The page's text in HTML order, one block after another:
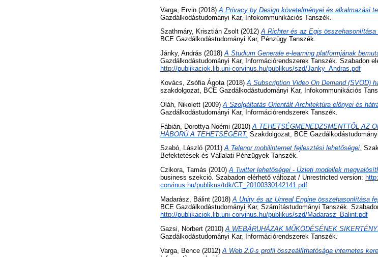
Varga, Ervin (2018) A Privacy by Design követelményei és alkalmazási
Gazdálkodástudományi Kar, Infokommunikációs Tanszék.
Szathmáry, Krisztián Zsolt (2012)A Richter és az Egis összehasonlítása
BCE Gazdálkodástudományi Kar, Pénzügy Tanszék.
Jánky, András (2018)A Studium Generale e-learning platformjának
Gazdálkodástudományi Kar, Információrendszerek Tanszék. Szabadon
http://publikaciok.lib.uni-corvinus.hu/publikus/szd/Janky_Andras.pdf
Kovács, Zsófia Ágota(2018)A Subscription Video On Demand (SVOD)
szakdolgozat, BCE Gazdálkodástudományi Kar, Infokommunikációs
Oláh, Nikolett (2009) A Szolgáltatás Orientált Architektúra előnyei és
Gazdálkodástudományi Kar, Információrendszerek Tanszék.
Fábián, Dorottya Noémi (2010) A TEHETSÉGMENEDZSMENTTŐL AZ
HÁBORÚ A TEHETSÉGÉRT. Szakdolgozat, BCE
Szabó, László (2011)A Telenor mobilinternet fejlesztési lehetőségei.
Befektetések és Vállalati Pénzügyek Tanszék.
Czikora, Tamás (2010)A Twitter lehetőségei - Üzleti modellek
business szekció. Szabadon elérhető változat / Unrestricted version:
corvinus.hu/publikus/tdk/CT_20100330142141.pdf
Madarász, Bálint (2018) A Unity és az Unreal Engine összehasonlítása
BCE Gazdálkodástudományi Kar, Számítástudományi Tanszék.
http://publikaciok.lib.uni-corvinus.hu/publikus/szd/Madarasz_Balint.pdf
Gazsi, Norbert (2010) A WEBÁRUHÁZAK MŰKÖDÉSÉNEK
Gazdálkodástudományi Kar, Információrendszerek Tanszék.
Varga, Bence (2012) A Web 2.0-s profil összeállíthatósága internetes